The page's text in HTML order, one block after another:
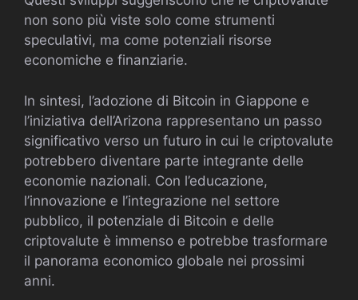
non sono più viste solo come strumenti
speculativi, ma come potenziali risorse
economiche e finanziarie.
In sintesi, l’adozione di Bitcoin in Giappone e
l’iniziativa dell’Arizona rappresentano un passo
significativo verso un futuro in cui le criptovalute
potrebbero diventare parte integrante delle
economie nazionali. Con l’educazione,
l’innovazione e l’integrazione nel settore
pubblico, il potenziale di Bitcoin e delle
criptovalute è immenso e potrebbe trasformare
il panorama economico globale nei prossimi
anni.